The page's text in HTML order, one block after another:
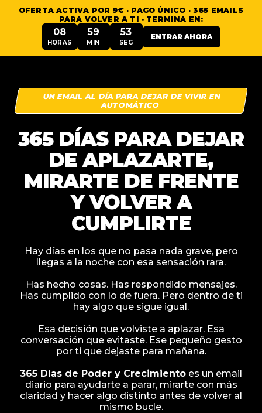
OFERTA ACTIVA POR 9€ · PAGO ÚNICO · 365 EMAILS
PARA VOLVER A TI · TERMINA EN:
08
HORAS
59
MIN
52
SEG
ENTRAR AHORA
UN EMAIL AL DÍA PARA DEJAR DE VIVIR EN
AUTOMÁTICO
365 DÍAS PARA DEJAR
DE APLAZARTE,
MIRARTE DE FRENTE
Y VOLVER A
CUMPLIRTE
Hay días en los que no pasa nada grave, pero
llegas a la noche con esa sensación rara.
Has hecho cosas. Has respondido mensajes.
Has cumplido con lo de fuera. Pero dentro de ti
hay algo que sigue igual.
Esa decisión que volviste a aplazar. Esa
conversación que evitaste. Ese pequeño gesto
por ti que dejaste para mañana.
365 Días de Poder y Crecimiento es un email
diario para ayudarte a parar, mirarte con más
claridad y hacer algo distinto antes de volver al
mismo bucle.